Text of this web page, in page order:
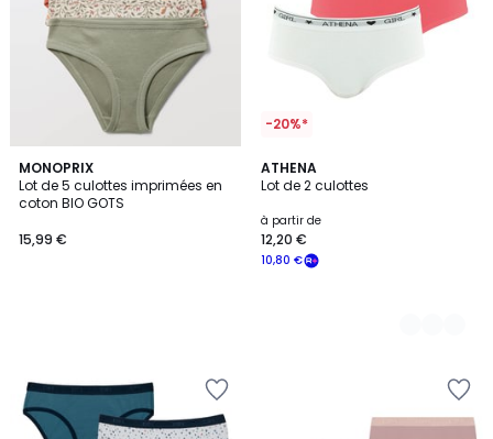
MONOPRIX
Lot de 5 culottes imprimées en
coton BIO GOTS
15,99 €
-20%*
ATHENA
Lot de 2 culottes
à partir de
10,80 €
12,20 €
2
Couleurs